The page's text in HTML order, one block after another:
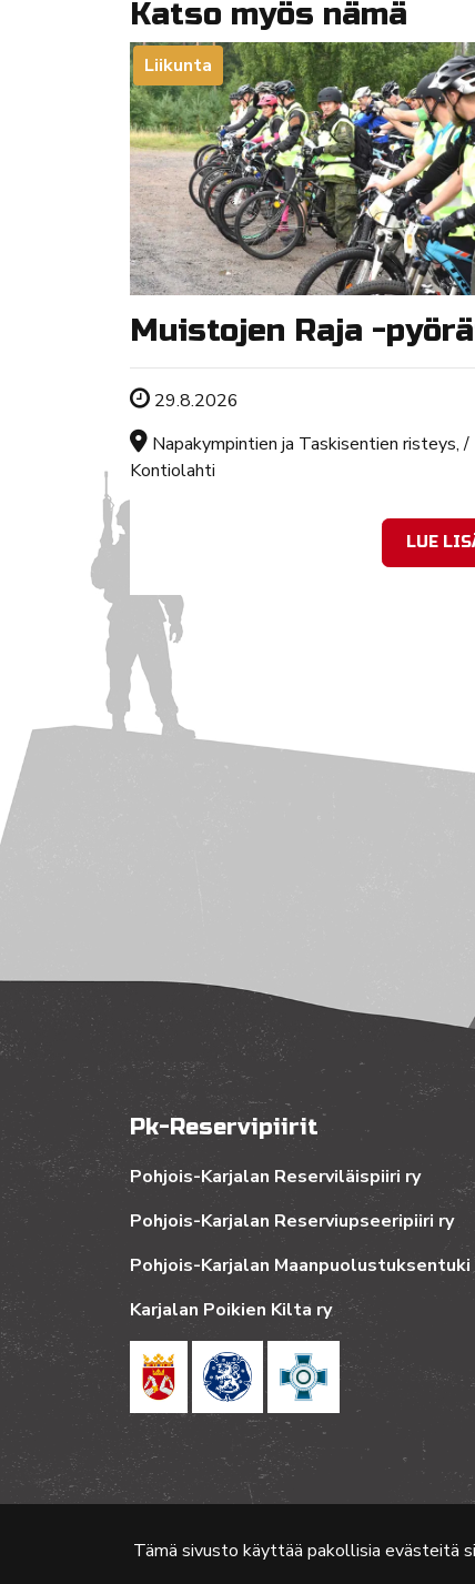
Tämä sivusto käyttää pakollisia evästeitä
Katso myös nämä
Liikunta
Muistojen Raja -
Tapahtuman ajankohta
29.8.2026
Sijainti
Napakympintien ja Taskisentien risteys, /
Kontiolahti
LUE
Pk-Reservipiirit
Pohjois-Karjalan Reserviläispiiri ry
Pohjois-Karjalan Reserviupseeripiiri ry
Pohjois-Karjalan Maanpuolustuksentuki
Karjalan Poikien Kilta ry